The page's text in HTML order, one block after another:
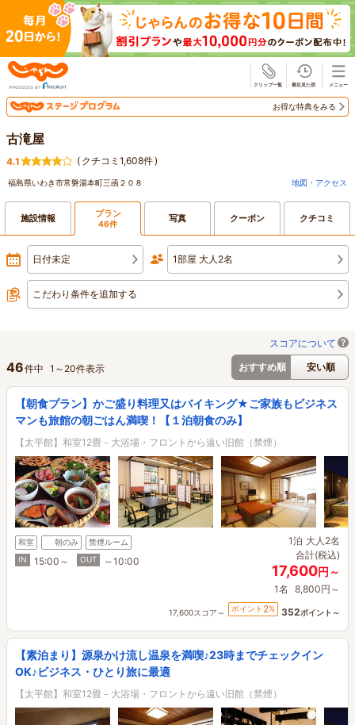
お得な特典をみる
古滝屋
4.1 ( クチコミ1,608件)
福島県いわき市常磐湯本町三函２０８ 地図・アクセス
施設情報 プラン
46件 写真 クーポン クチコミ
日付未定 1部屋 大人2名
こだわり条件を追加する
スコアについて
おすすめ順
安い順
46件中 1 ～ 20件表示
【朝食プラン】かご盛り料理又はバイキング★ご家族もビジネス
マンも旅館の朝ごはん満喫！【１泊朝食のみ】
【太平館】和室12畳－大浴場・フロントから遠い旧館（禁煙）
和室 朝のみ
禁煙ルーム
IN
15:00～ OUT ～10:00
1泊 大人2名
合計(税込)
17,600円～
1名 8,800円～
17,600スコア～ ポイント 2% 352ポイント～
【素泊まり】源泉かけ流し温泉を満喫♪23時までチェックイン
OK♪ビジネス・ひとり旅に最適
【太平館】和室12畳－大浴場・フロントから遠い旧館（禁煙）